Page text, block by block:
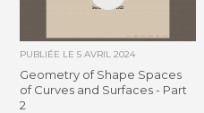
PUBLIÉE LE5 AVRIL 2024
Geometry of Shape Spaces
of Curves and Surfaces - Part
2